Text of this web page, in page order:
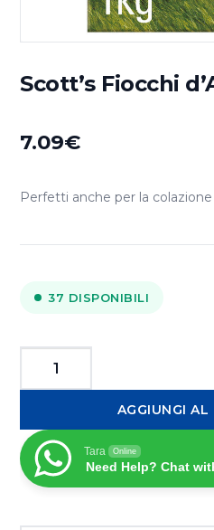
Scott’s Fiocchi
7.09€
Perfetti anche per la
37 DISPONIBILI
Scott's
1kg
quantità
AGGIUNGI AL
Tara Online
Need Help? Chat